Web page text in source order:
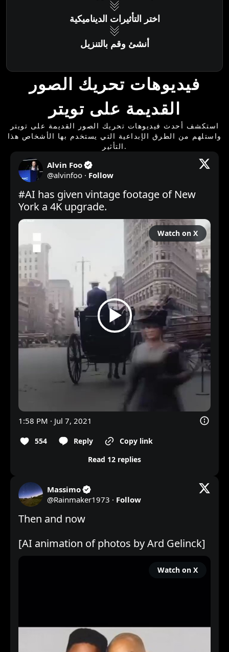
اختر التأثيرات الديناميكية
أنشئ وقم بالتنزيل
فيديوهات تحريك الصور
القديمة على تويتر
استكشف أحدث فيديوهات تحريك الصور القديمة على تويتر
واستلهم من الطرق الإبداعية التي يستخدم بها الأشخاص هذا
التأثير.
Alvin Foo
@alvinfoo · Follow
#AI has given vintage footage of New
York a 4K upgrade.
Watch on X
1:58 PM · Jul 7, 2021
554 Reply
Copy link
Read 12 replies
Massimo
@Rainmaker1973 · Follow
Then and now
Watch on X